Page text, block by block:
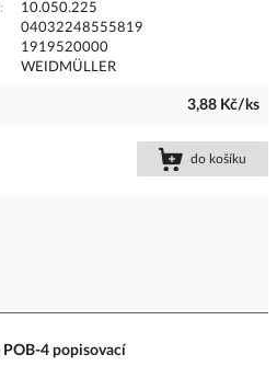
10.050.225
04032248555819
1919520000
WEIDMÜLLER
3,88 Kč/ks
do košíku
POB-4 popisovací